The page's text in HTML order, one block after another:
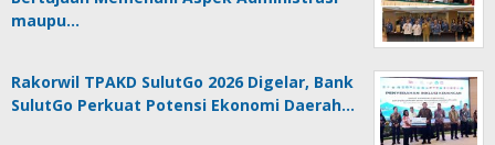
maupu…
Rakorwil TPAKD SulutGo 2026 Digelar, Bank
SulutGo Perkuat Potensi Ekonomi Daerah…